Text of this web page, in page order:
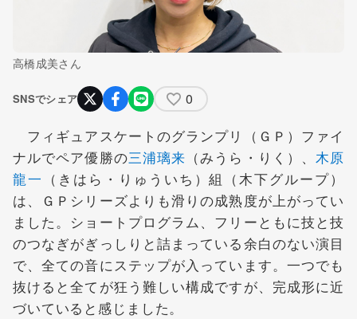
高橋成美さん
SNSでシェア 0
フィギュアスケートのグランプリ（ＧＰ）ファイ
ナルでペア優勝の三浦璃来 （みうら・りく）、木原
龍一 （きはら・りゅういち）組（木下グループ）
は、ＧＰシリーズよりも滑りの成熟度が上がってい
ました。ショートプログラム、フリーともに技と技
のつなぎがぎっしりと詰まっている余白のない演目
で、全ての音にステップが入っています。一つでも
抜けると全てが狂う難しい構成ですが、完成形に近
づいていると感じました。